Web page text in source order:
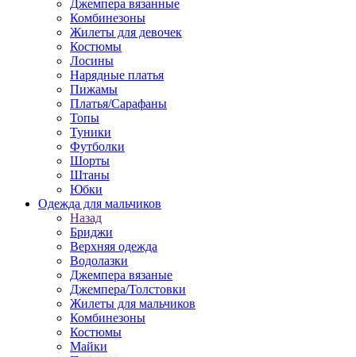
Джемпера вязанные
Комбинезоны
Жилеты для девочек
Костюмы
Лосины
Нарядные платья
Пижамы
Платья/Сарафаны
Топы
Туники
Футболки
Шорты
Штаны
Юбки
Одежда для мальчиков
Назад
Бриджи
Верхняя одежда
Водолазки
Джемпера вязаные
Джемпера/Толстовки
Жилеты для мальчиков
Комбинезоны
Костюмы
Майки